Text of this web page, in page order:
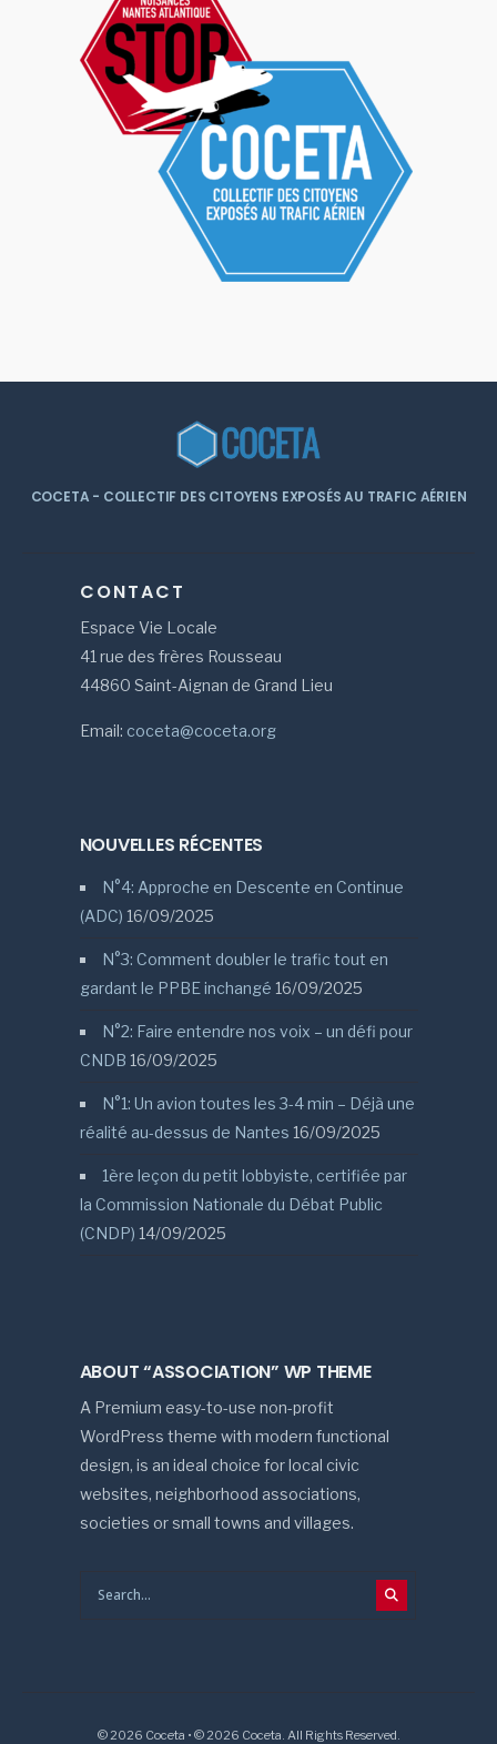
COCETA - COLLECTIF DES CITOYENS EXPOSÉS AU TRAFIC AÉRIEN
CONTACT
Espace Vie Locale
41 rue des frères Rousseau
44860 Saint-Aignan de Grand Lieu
Email: coceta@coceta.org
NOUVELLES RÉCENTES
N°4: Approche en Descente en Continue
(ADC) 16/09/2025
N°3: Comment doubler le trafic tout en
gardant le PPBE inchangé 16/09/2025
N°2: Faire entendre nos voix – un défi pour
CNDB 16/09/2025
N°1: Un avion toutes les 3-4 min – Déjà une
réalité au-dessus de Nantes 16/09/2025
1ère leçon du petit lobbyiste, certifiée par
la Commission Nationale du Débat Public
(CNDP) 14/09/2025
ABOUT “ASSOCIATION” WP THEME
A Premium easy-to-use non-profit
WordPress theme with modern functional
design, is an ideal choice for local civic
websites, neighborhood associations,
societies or small towns and villages.
© 2026 Coceta • © 2026 Coceta. All Rights Reserved.